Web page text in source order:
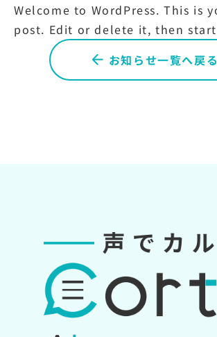
Welcome to WordPress. This is
post. Edit or delete it, then
お知らせ一覧へ戻る